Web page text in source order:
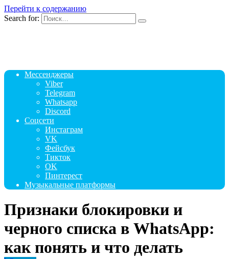
Перейти к содержанию
Search for:
Мессенджеры
Viber
Telegram
Whatsapp
Discord
Соцсети
Инстаграм
VK
Фейсбук
Тикток
OK
Пинтерест
Музыкальные платформы
Признаки блокировки и
черного списка в WhatsApp:
как понять и что делать